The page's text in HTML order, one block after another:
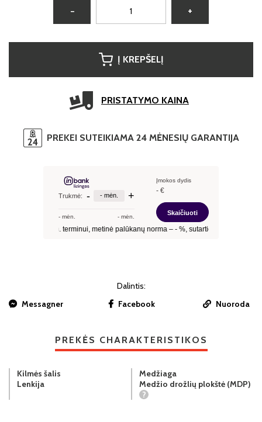
− +
Į KREPŠELĮ
PRISTATYMO KAINA
PREKEI SUTEIKIAMA 24 MĖNESIŲ GARANTIJA
Dalintis:
Messagner
Facebook Nuoroda
PREKĖS CHARAKTERISTIKOS
Kilmės šalis
Lenkija
Medžiaga
Medžio drožlių plokštė (MDP)
?